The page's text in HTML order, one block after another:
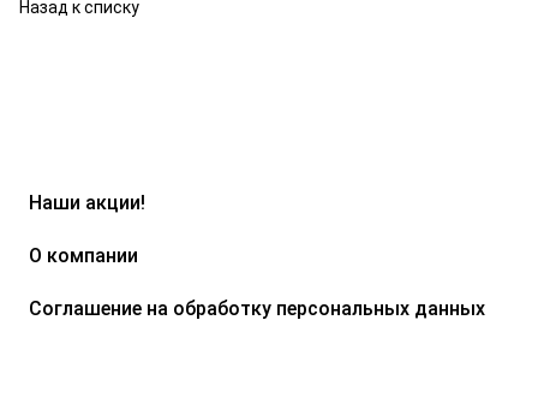
Назад к списку
Наши акции!
О компании
Соглашение на обработку персональных данных